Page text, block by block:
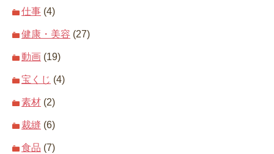
仕事 (4)
健康・美容 (27)
動画 (19)
宝くじ (4)
素材 (2)
裁縫 (6)
食品 (7)